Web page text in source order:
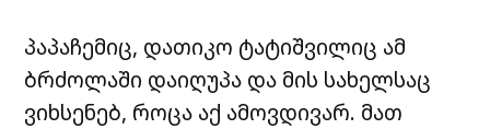
პაპაჩემიც, დათიკო ტატიშვილიც ამ
ბრძოლაში დაიღუპა და მის სახელსაც
ვიხსენებ, როცა აქ ამოვდივარ. მათ